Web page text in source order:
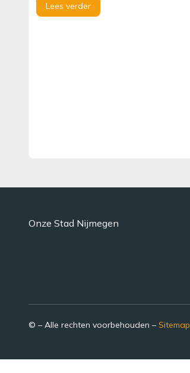
Lees verder
Onze Stad Nijmegen
© – Alle rechten voorbehouden – Sitemap